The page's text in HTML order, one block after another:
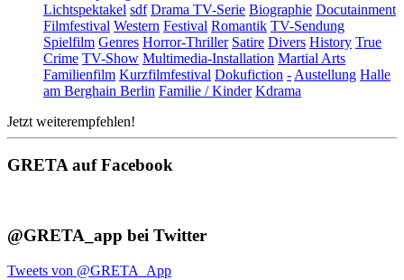
Lichtspektakel sdf Drama TV-Serie Biographie Docutainment
Filmfestival Western Festival Romantik TV-Sendung
Spielfilm Genres Horror-Thriller Satire Divers History True
Crime TV-Show Multimedia-Installation Martial Arts
Familienfilm Kurzfilmfestival Dokufiction - Austellung Halle
am Berghain Berlin Familie / Kinder Kdrama
Jetzt weiterempfehlen!
GRETA auf Facebook
@GRETA_app bei Twitter
Tweets von @GRETA_App